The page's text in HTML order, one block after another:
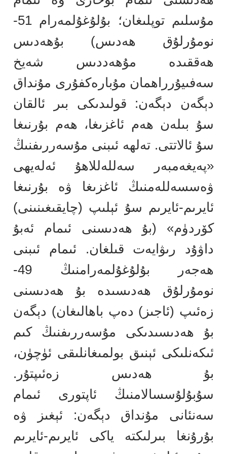
مۇسلىم توپلىغان؛ بۇلۇغۇلمەرام 51-
نومۇرلۇق ھەدىس) بۇھەدىس
ھەققىدە مۇھەددىس شەيخ
سەفىيۇرراھمان مۇبارەكفۇرى مۇنداق
دېگەن دېگەن: قولىدىكى بىر ئالقان
سۇ بىلەن ھەم ئاغزىغا، ھەم بۇرنىغا
سۇ ئالاتتى. تەلھە ئىبنى مۇسەررىفنىڭ
«پەيغەمبەر سەللەللاھۇ ئەلەيھى
ۋەسسەللەمنىڭ ئاغزىغا ۋە بۇرنىغا
ئايرىم-ئايرىم سۇ ئېلىپ (چايقىغىنىنى)
كۆردۈم» (بۇ ھەدىسنى ئىمام ئەبۇ
داۋۇد رىۋايەت قىلغان. ئىمام ئىبنى
ھەجەر بۇلۇغۇلمەرامنىڭ 49-
نومۇرلۇق ھەدىسىدە بۇ ھەدىسنى
زەئىپ (ئاجىز) دەپ باھالىغان) دېگەن
بۇ ھەدىسىدىكى مۇسەررىفنىڭ كىم
ئىكەنلىكى ئېنىق بولمىغانلىقى ئۈچۈن،
بۇ ھەدىس زەئىپتۇر.
سۇبۇلۇسسالامنىڭ ئاپتورى ئىمام
سەنئانى مۇنداق دېگەن: ئېغىز ۋە
بۇرۇنغا بىرلىكتە ياكى ئايرىم-ئايرىم